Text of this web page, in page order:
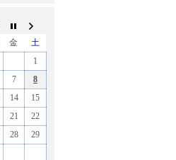
金
土
1
7
8
14
15
21
22
28
29